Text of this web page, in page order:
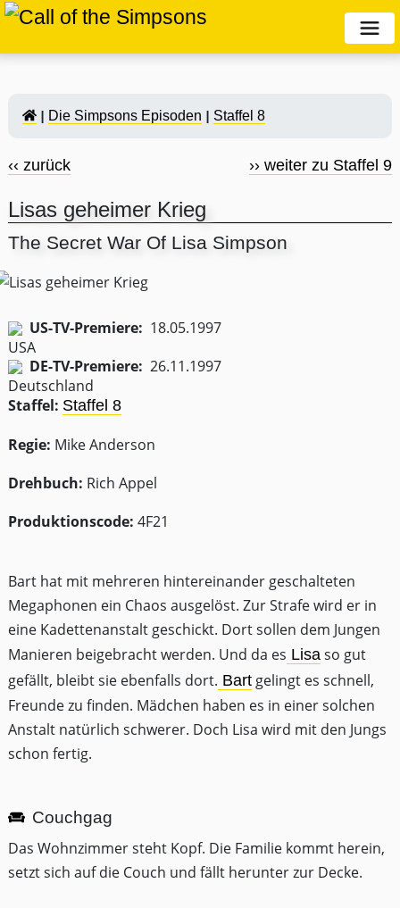
Die Simpsons Episoden Staffel 8
‹‹ zurück ›› weiter zu Staffel 9
Lisas geheimer Krieg
The Secret War Of Lisa Simpson
US-TV-Premiere: 18.05.1997
DE-TV-Premiere: 26.11.1997
Staffel: Staffel 8
Regie: Mike Anderson
Drehbuch: Rich Appel
Produktionscode: 4F21
Bart hat mit mehreren hintereinander geschalteten
Megaphonen ein Chaos ausgelöst. Zur Strafe wird er in
eine Kadettenanstalt geschickt. Dort sollen dem Jungen
Manieren beigebracht werden. Und da es Lisa so gut
gefällt, bleibt sie ebenfalls dort. Bart gelingt es schnell,
Freunde zu finden. Mädchen haben es in einer solchen
Anstalt natürlich schwerer. Doch Lisa wird mit den Jungs
schon fertig.
Couchgag
Das Wohnzimmer steht Kopf. Die Familie kommt herein,
setzt sich auf die Couch und fällt herunter zur Decke.